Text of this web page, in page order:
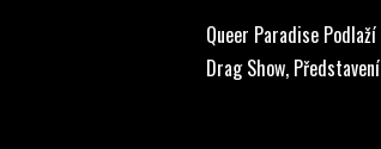
Queer Paradise Podlaží
Drag Show, Představení